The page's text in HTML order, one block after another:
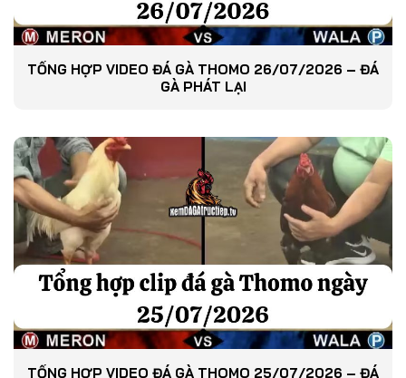
TỔNG HỢP VIDEO ĐÁ GÀ THOMO 26/07/2026 – ĐÁ
GÀ PHÁT LẠI
TỔNG HỢP VIDEO ĐÁ GÀ THOMO 25/07/2026 – ĐÁ